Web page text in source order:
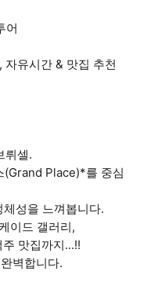
어
자유시간 & 맛집 추천
뤼셀.
(Grand Place)*를 중심
성을 느껴봅니다.
이드 갤러리,
맛집까지...!!
벽합니다.